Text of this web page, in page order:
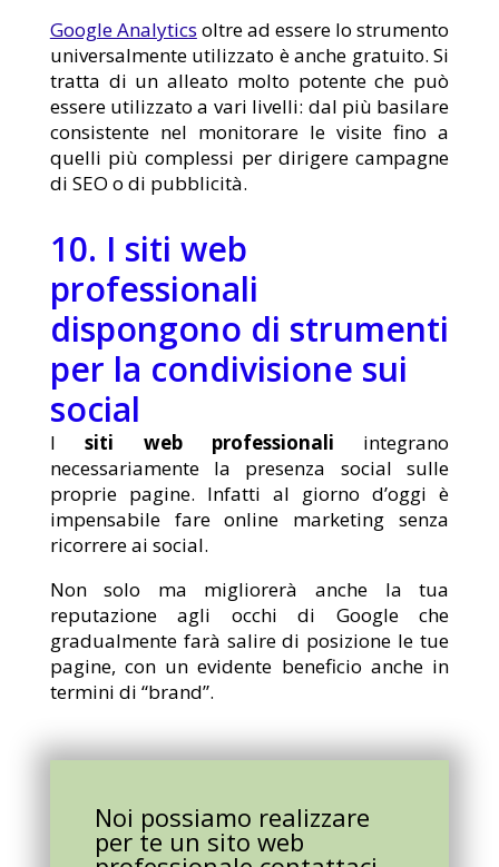
Google Analytics oltre ad essere lo strumento
universalmente utilizzato è anche gratuito. Si
tratta di un alleato molto potente che può
essere utilizzato a vari livelli: dal più basilare
consistente nel monitorare le visite fino a
quelli più complessi per dirigere campagne
di SEO o di pubblicità.
10. I siti web
professionali
dispongono di strumenti
per la condivisione sui
social
Isiti web professionali integrano
necessariamente la presenza social sulle
proprie pagine. Infatti al giorno d’oggi è
impensabile fare online marketing senza
ricorrere ai social.
Non solo ma migliorerà anche la tua
reputazione agli occhi di Google che
gradualmente farà salire di posizione le tue
pagine, con un evidente beneficio anche in
termini di “brand”.
Noi possiamo realizzare
per te un sito web